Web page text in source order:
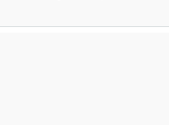
sowie externe Kolumnen zu Konjunktur- und